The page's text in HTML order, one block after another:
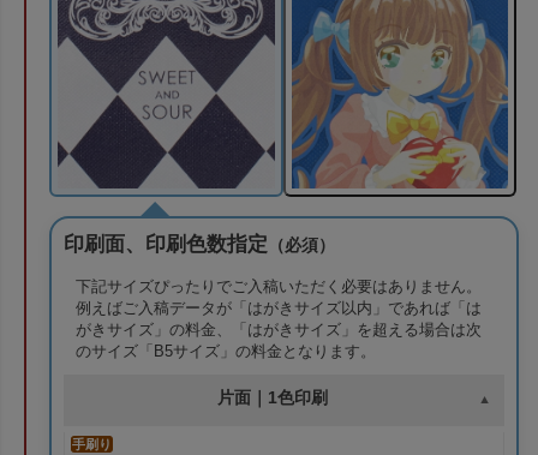
印刷面、印刷色数指定 （必須）
下記サイズぴったりでご入稿いただく必要はありません。
例えばご入稿データが「はがきサイズ以内」であれば「は
がきサイズ」の料金、「はがきサイズ」を超える場合は次
のサイズ「B5サイズ」の料金となります。
片面｜1色印刷
手刷り